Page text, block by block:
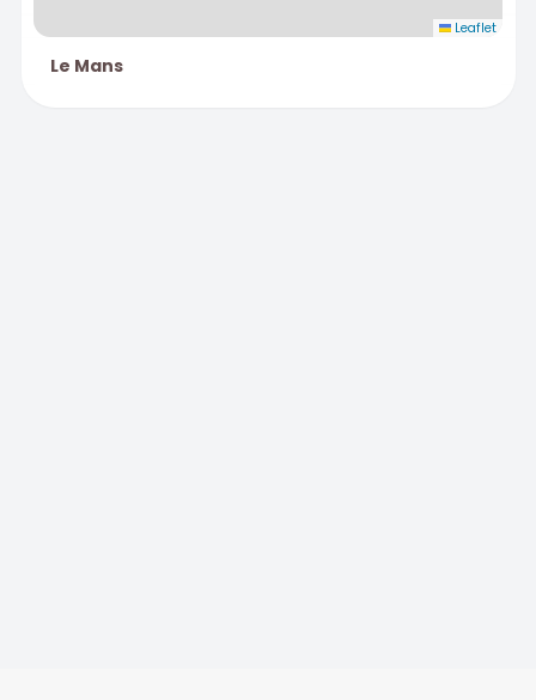
Leaflet
Le Mans